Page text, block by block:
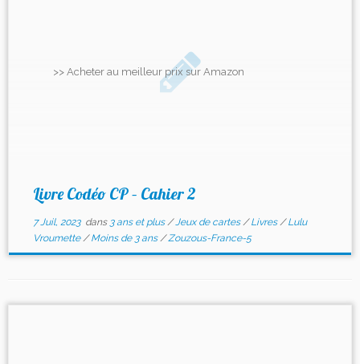
>> Acheter au meilleur prix sur Amazon
Livre Codéo CP – Cahier 2
7 Juil, 2023dans 3 ans et plus/Jeux de cartes/Livres/Lulu
Vroumette/Moins de 3 ans/Zouzous-France-5